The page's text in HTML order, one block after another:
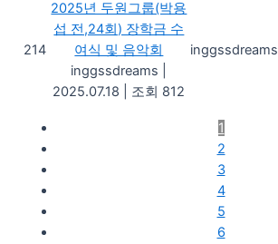
214
2025년 두원그룹(박용
섭 전,24회) 장학금 수
여식 및 음악회
inggssdreams
2025.07.18
조회 812
inggssdreams
1
2
3
4
5
6